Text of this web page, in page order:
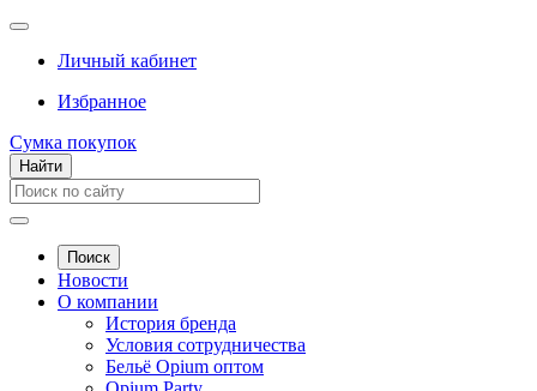
Личный кабинет
Избранное
Сумка покупок
Найти
Поиск
Новости
О компании
История бренда
Условия сотрудничества
Бельё Opium оптом